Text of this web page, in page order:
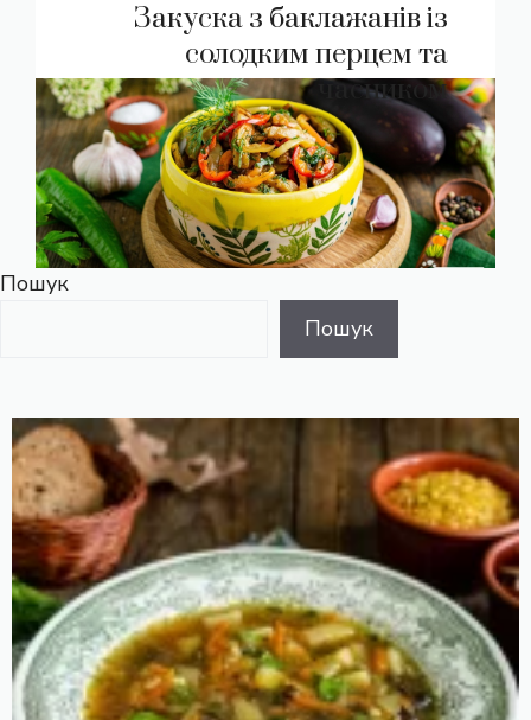
Закуска з баклажанів із
солодким перцем та
часником
Пошук
Пошук